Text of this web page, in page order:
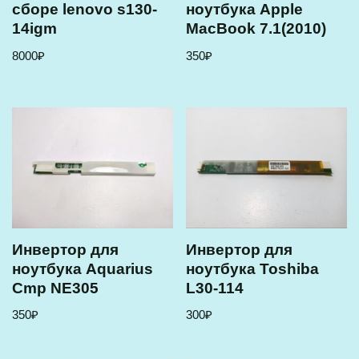
сборе lenovo s130-
14igm
8000₽
ноутбука Apple
MaсВook 7.1(2010)
350₽
Инвертор для
ноутбука Aquarius
Cmp NE305
350₽
Инвертор для
ноутбука Toshiba
L30-114
300₽